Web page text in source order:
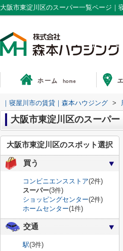
大阪市東淀川区のスーパー一覧ページ｜
｜寝屋川市の賃貸｜森本ハウジング >
大阪市東淀川区のスーパー
大阪市東淀川区のスポット選択
買う
コンビニエンスストア(2件)
スーパー(3件)
ショッピングセンター(2件)
ホームセンター(1件)
交通
駅(3件)